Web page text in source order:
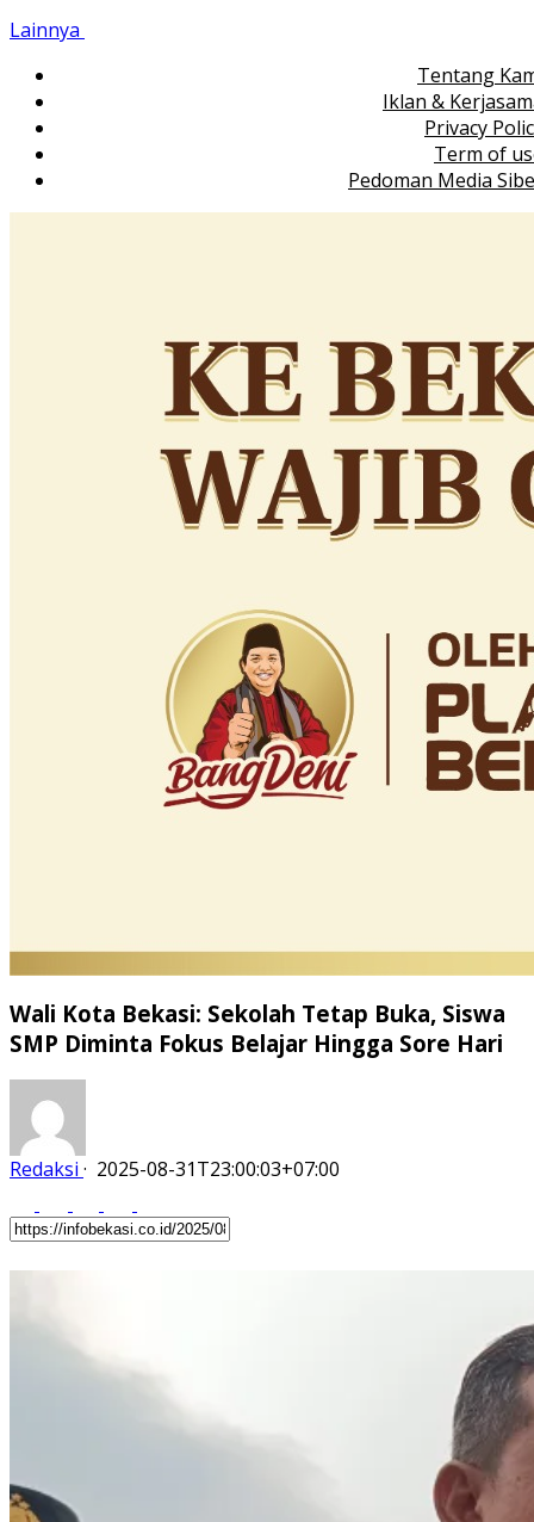
Lainnya
Tentang
Iklan &
Privacy
Term of
Pedoman Media
Wali Kota Bekasi: Sekolah Tetap Buka, Siswa
SMP Diminta Fokus Belajar Hingga Sore Hari
Redaksi · 2025-08-31T23:00:03+07:00